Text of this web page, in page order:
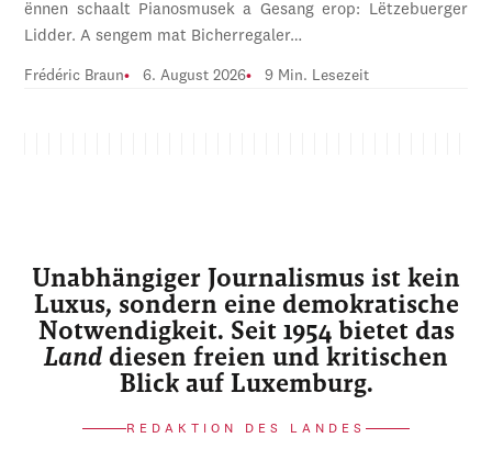
ënnen schaalt Pianosmusek a Gesang erop: Lëtzebuerger
Lidder. A sengem mat Bicherregaler…
Frédéric Braun 6. August 2026 9 Min. Lesezeit
Unabhängiger Journalismus ist kein
Luxus, sondern eine demokratische
Notwendigkeit. Seit 1954 bietet das
Land diesen freien und kritischen
Blick auf Luxemburg.
REDAKTION DES LANDES